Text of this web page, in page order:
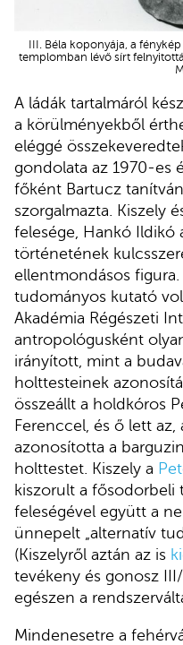
III. Béla koponyája, a
templomban lévő sírt
A ládák tartalmáról
a körülményekből
eléggé
gondolata az 1970-es
főként Bartucz
szorgalmazta. Kiszely
felesége, Hankó Ildikó
történetének
ellentmondásos
tudományos kutató
Akadémia Régészeti
antropológusként
irányított, mint a
holttesteinek
összeállt a holdkóros
Ferenccel, és ő lett
azonosította a
holttestet. Kiszely a
kiszorult a fősodorbeli
feleségével együtt a
ünnepelt „alternatív
(Kiszelyről aztán az is
tevékeny és gonosz
egészen a
Mindenesetre a